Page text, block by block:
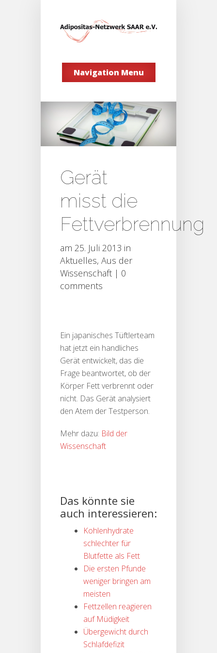
Navigation Menu
Gerät
misst die
Fettverbrennung
am 25. Juli 2013 in
Aktuelles, Aus der
Wissenschaft | 0
comments
Ein japanisches Tüftlerteam
hat jetzt ein handliches
Gerät entwickelt, das die
Frage beantwortet, ob der
Körper Fett verbrennt oder
nicht. Das Gerät analysiert
den Atem der Testperson.
Mehr dazu: Bild der
Wissenschaft
Das könnte sie
auch interessieren:
Kohlenhydrate
schlechter für
Blutfette als Fett
Die ersten Pfunde
weniger bringen am
meisten
Fettzellen reagieren
auf Müdigkeit
Übergewicht durch
Schlafdefizit